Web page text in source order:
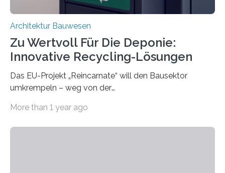
Architektur Bauwesen
Zu Wertvoll Für Die Deponie:
Innovative Recycling-Lösungen
Das EU-Projekt „Reincarnate“ will den Bausektor
umkrempeln – weg von der
Kreislaufwirtschaft Bei dem schwedischen
More than 1 year ago